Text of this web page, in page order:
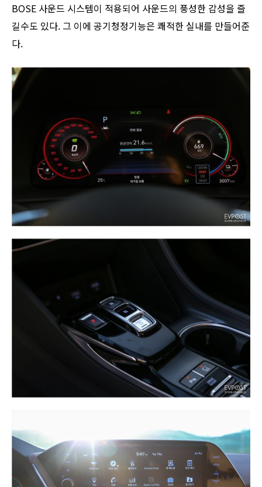
BOSE 사운드 시스템이 적용되어 사운드의 풍성한 감성을 즐
길수도 있다. 그 이에 공기청정기능은 쾌적한 실내를 만들어준
다.